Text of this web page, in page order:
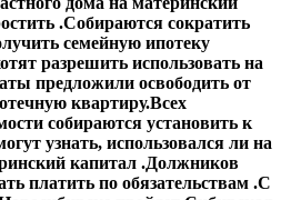
.Собираются сократить
семейную ипотеку
разрешить использовать на
предложили освободить от
квартиру.Всех
собираются установить к
узнать, использовался ли на
капитал .Должников
платить по обязательствам .С